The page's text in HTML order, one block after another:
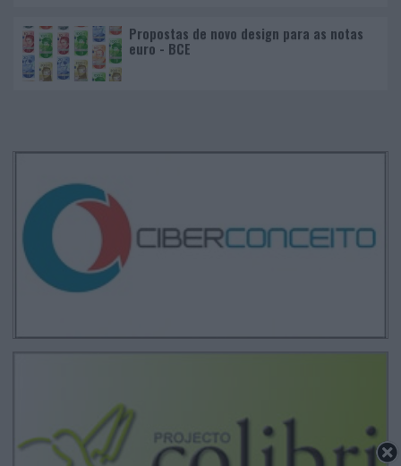
Propostas de novo design para as notas
euro - BCE